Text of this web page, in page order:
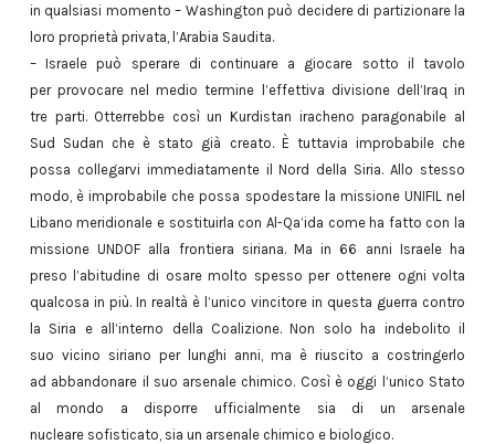
in qualsiasi momento – Washington può decidere di partizionare la
loro proprietà privata, l’Arabia Saudita.
– Israele può sperare di continuare a giocare sotto il tavolo
per provocare nel medio termine l’effettiva divisione dell’Iraq in
tre parti. Otterrebbe così un Kurdistan iracheno paragonabile al
Sud Sudan che è stato già creato. È tuttavia improbabile che
possa collegarvi immediatamente il Nord della Siria. Allo stesso
modo, è improbabile che possa spodestare la missione UNIFIL nel
Libano meridionale e sostituirla con Al-Qa’ida come ha fatto con la
missione UNDOF alla frontiera siriana. Ma in 66 anni Israele ha
preso l’abitudine di osare molto spesso per ottenere ogni volta
qualcosa in più. In realtà è l’unico vincitore in questa guerra contro
la Siria e all’interno della Coalizione. Non solo ha indebolito il
suo vicino siriano per lunghi anni, ma è riuscito a costringerlo
ad abbandonare il suo arsenale chimico. Così è oggi l’unico Stato
al mondo a disporre ufficialmente sia di un arsenale
nucleare sofisticato, sia un arsenale chimico e biologico.